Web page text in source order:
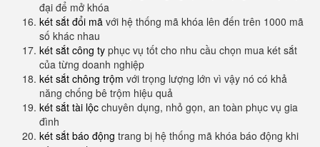
đại để mở khóa
két sắt đổi mã với hệ thống mã khóa lên đến trên 1000 mã
số khác nhau
két sắt công ty phục vụ tốt cho nhu cầu chọn mua két sắt
của từng doanh nghiệp
két sắt chông trộm với trọng lượng lớn vì vậy nó có khả
năng chống bê trộm hiệu quả
két sắt tài lộc chuyên dụng, nhỏ gọn, an toàn phục vụ gia
đình
két sắt báo động trang bị hệ thống mã khóa báo động khi